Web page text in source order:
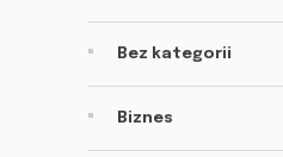
Bez kategorii
Biznes